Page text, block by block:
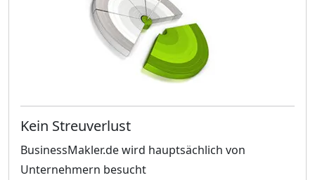
Kein Streuverlust
BusinessMakler.de wird hauptsächlich von
Unternehmern besucht